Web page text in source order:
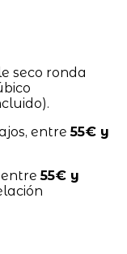
seco ronda
entre55€ y
entre55€ y